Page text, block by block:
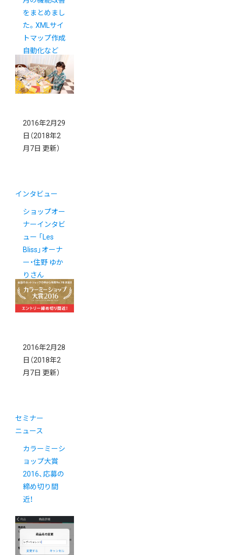
をまとめまし
た。XMLサイ
トマップ作成
自動化など
2016年2月29
日 （2018年2
月7日 更新）
インタビュー
ショップオー
ナーインタビ
ュー 「Les
Bliss」オーナ
ー・住野 ゆか
りさん
2016年2月28
日 （2018年2
月7日 更新）
セミナー
ニュース
カラーミーシ
ョップ大賞
2016、応募の
締め切り間
近！